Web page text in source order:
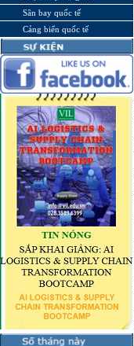
Sân bay quốc tế
Cảng biển quốc tế